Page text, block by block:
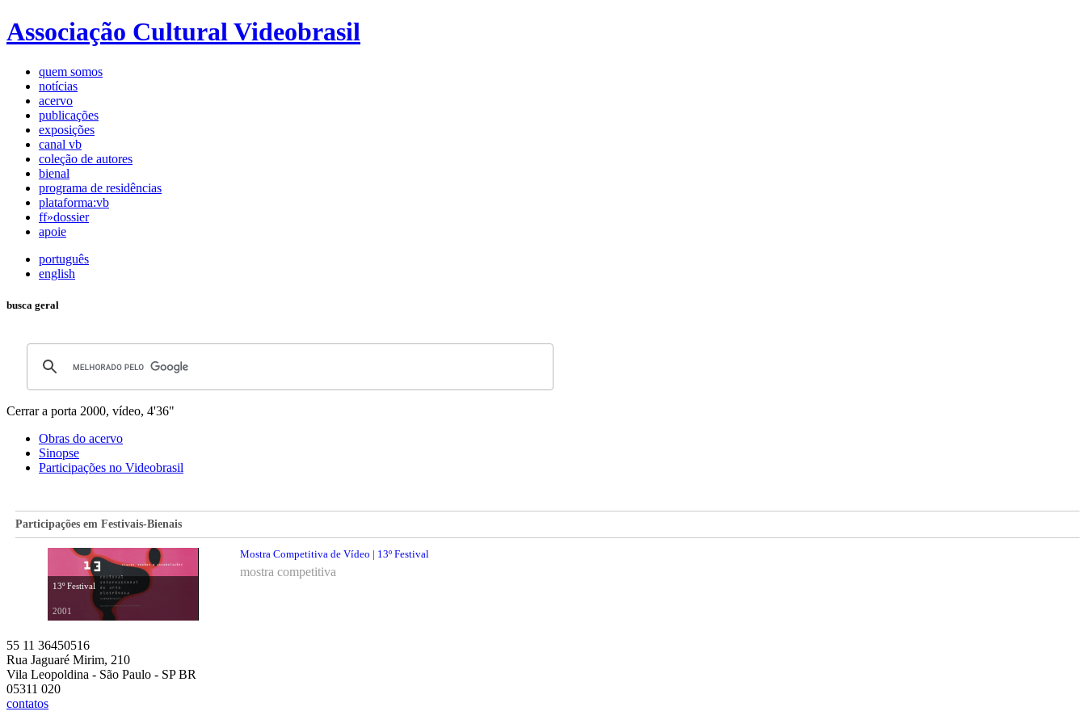
Associação Cultural Videobrasil
quem somos
notícias
acervo
publicações
exposições
canal vb
coleção de autores
bienal
programa de residências
plataforma:vb
ff»dossier
apoie
português
english
busca geral
Cerrar a porta 2000, vídeo, 4'36"
Obras do acervo
Sinopse
Participações no Videobrasil
Participações em Festivais-Bienais
13º Festival
2001
Mostra Competitiva de Vídeo | 13º Festival
mostra competitiva
55 11 36450516
Rua Jaguaré Mirim, 210
Vila Leopoldina - São Paulo - SP BR
05311 020
contatos